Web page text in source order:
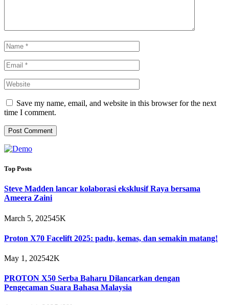
Save my name, email, and website in this browser for the next
time I comment.
Top Posts
Steve Madden lancar kolaborasi eksklusif Raya bersama
Ameera Zaini
March 5, 202545K
Proton X70 Facelift 2025: padu, kemas, dan semakin matang!
May 1, 202542K
PROTON X50 Serba Baharu Dilancarkan dengan
Pengecaman Suara Bahasa Malaysia